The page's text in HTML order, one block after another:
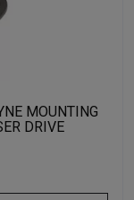
MOUNTING
DRIVE